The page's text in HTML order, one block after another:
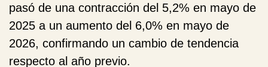
pasó de una contracción del 5,2% en mayo de
2025 a un aumento del 6,0% en mayo de
2026, confirmando un cambio de tendencia
respecto al año previo.